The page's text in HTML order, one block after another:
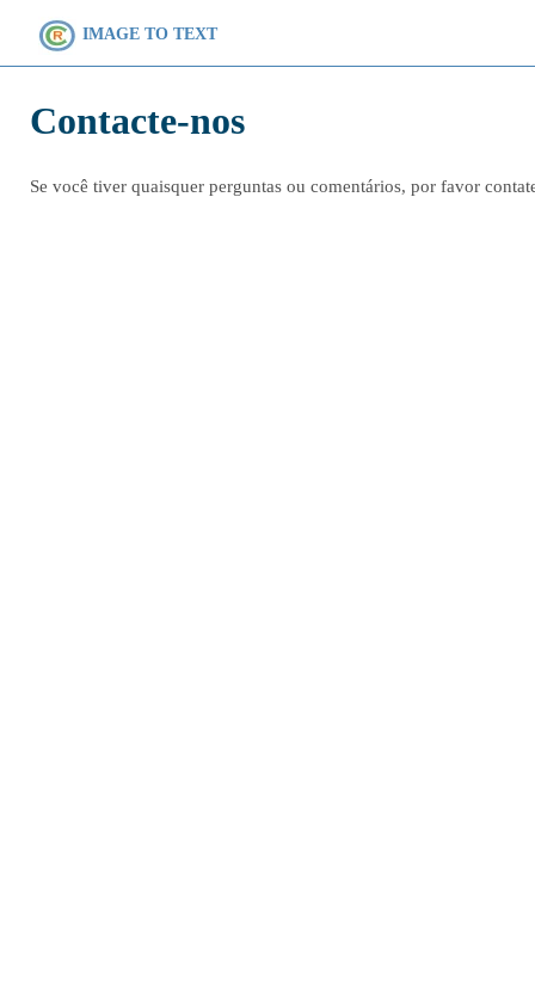
IMAGE TO TEXT
Contacte-nos
Se você tiver quaisquer perguntas ou comentários, por favor